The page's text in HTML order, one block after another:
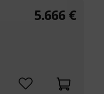
5.666 €